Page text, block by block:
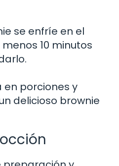
se enfríe en el
10 minutos
en porciones y
delicioso brownie